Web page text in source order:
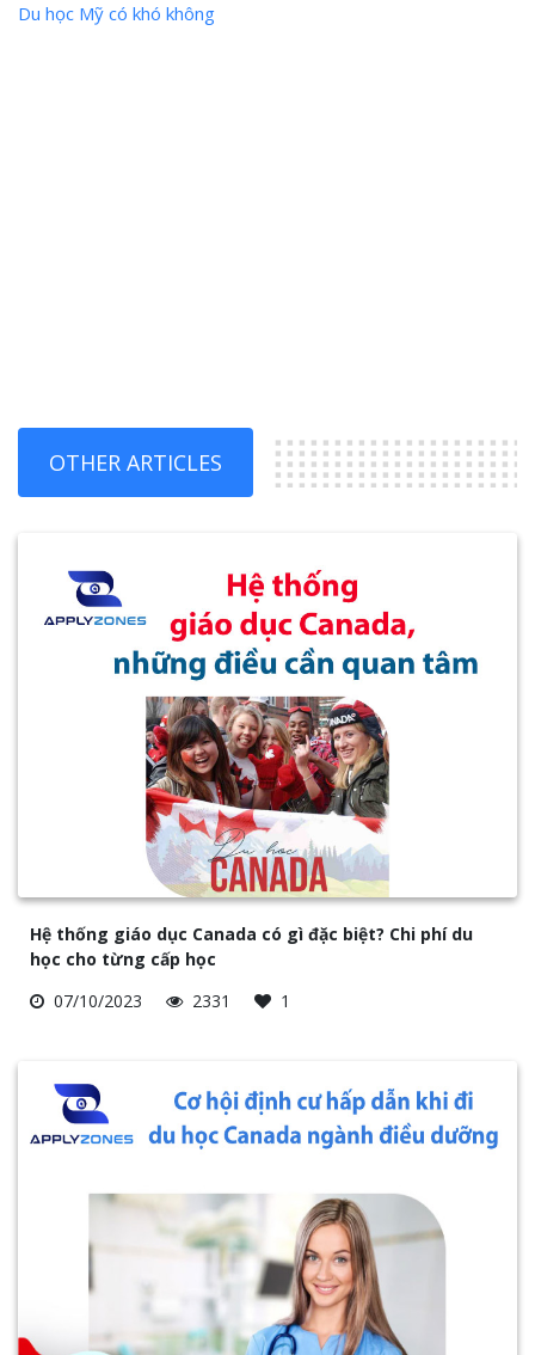
Du học Mỹ có khó không
OTHER ARTICLES
Hệ thống giáo dục Canada có gì đặc biệt? Chi phí du
học cho từng cấp học
07/10/2023
2331 1